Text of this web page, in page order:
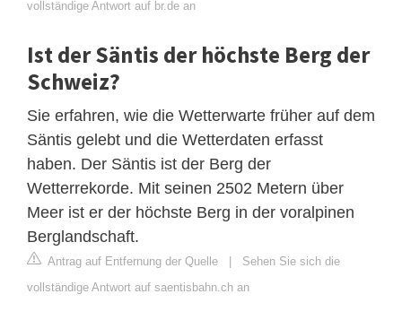
vollständige Antwort auf br.de an
Ist der Säntis der höchste Berg der
Schweiz?
Sie erfahren, wie die Wetterwarte früher auf dem
Säntis gelebt und die Wetterdaten erfasst
haben. Der Säntis ist der Berg der
Wetterrekorde. Mit seinen 2502 Metern über
Meer ist er der höchste Berg in der voralpinen
Berglandschaft.
Antrag auf Entfernung der Quelle | Sehen Sie sich die
vollständige Antwort auf saentisbahn.ch an